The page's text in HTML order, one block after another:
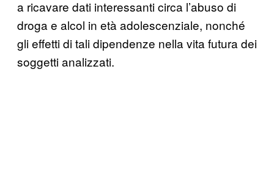
a ricavare dati interessanti circa l’abuso di
droga e alcol in età adolescenziale, nonché
gli effetti di tali dipendenze nella vita futura dei
soggetti analizzati.